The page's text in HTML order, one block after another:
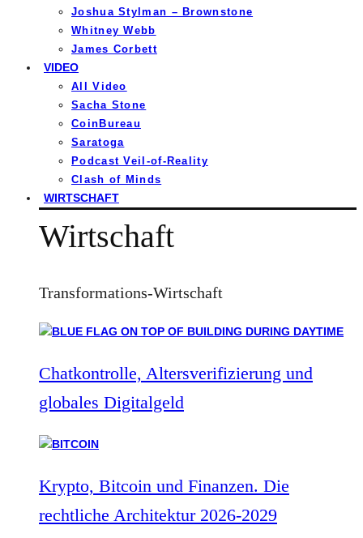
Joshua Stylman – Brownstone
Whitney Webb
James Corbett
VIDEO
All Video
Sacha Stone
CoinBureau
Saratoga
Podcast Veil-of-Reality
Clash of Minds
WIRTSCHAFT
Wirtschaft
Transformations-Wirtschaft
Chatkontrolle, Altersverifizierung und
globales Digitalgeld
Krypto, Bitcoin und Finanzen. Die
rechtliche Architektur 2026-2029